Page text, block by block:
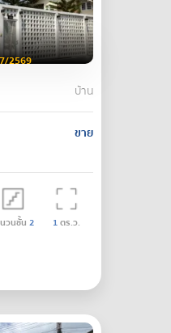
4.
2569
บ้าน
ขาย
วนชั้น 2 1ตร.ว.